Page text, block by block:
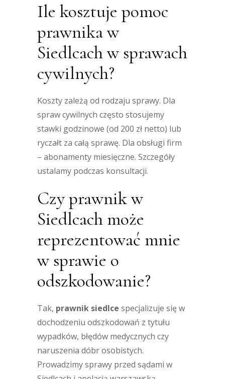
Ile kosztuje pomoc
prawnika w
Siedlcach w sprawach
cywilnych?
Koszty zależą od rodzaju sprawy. Dla
spraw cywilnych często stosujemy
stawki godzinowe (od 200 zł netto) lub
ryczałt za całą sprawę. Dla obsługi firm
– abonamenty miesięczne. Szczegóły
ustalamy podczas konsultacji.
Czy prawnik w
Siedlcach może
reprezentować mnie
w sprawie o
odszkodowanie?
Tak, prawnik siedlce specjalizuje się w
dochodzeniu odszkodowań z tytułu
wypadków, błędów medycznych czy
naruszenia dóbr osobistych.
Prowadzimy sprawy przed sądami w